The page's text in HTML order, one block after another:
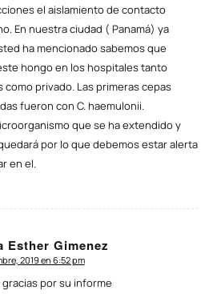
el aislamiento de contacto
En nuestra ciudad ( Panamá) ya
ha mencionado sabemos que
hongo en los hospitales tanto
como privado. Las primeras cepas
fueron con C. haemulonii.
que se ha extendido y
por lo que debemos estar alerta
en el.
Esther Gimenez
2019 en 6:52 pm
gracias por su informe